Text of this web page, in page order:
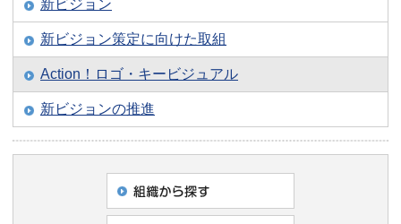
新ビジョン
新ビジョン策定に向けた取組
Action！ロゴ・キービジュアル
新ビジョンの推進